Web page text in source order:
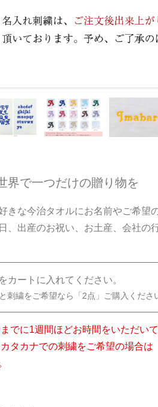
界で一つだけの贈り物を
きな今治タオルにお名前やご希望
、出産のお祝い、お土産、会社の
カートに入れてください。
刺繍をご希望なら「2点」ご購入くださ
でに1週間ほどお時間をいただいて
タカナでの刺繍をご希望の場合は